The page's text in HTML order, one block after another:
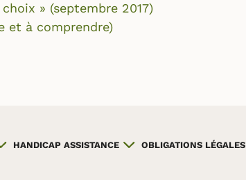
» (septembre 2017)
et à comprendre)
HANDICAP ASSISTANCE OBLIGATIONS LÉGALES